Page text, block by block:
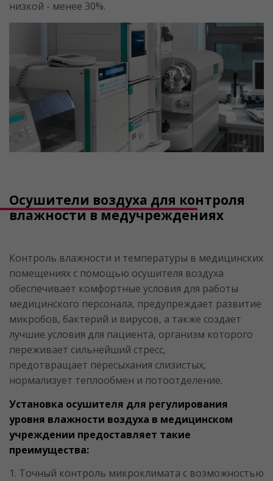
низкой - менее 30%.
Осушители воздуха для контроля
влажности в медучреждениях
Контроль влажности и температуры в медицинских
помещениях с помощью осушителя воздуха
обеспечивает комфортные условия для работы
медицинского персонала, предупреждает развитие
микробов, бактерий и вирусов, а также создает
лучшие условия для пациента, организм которого
переживает сильнейший стресс,
предотвращает пересыхания слизистых,
нормализует теплообмен и потоотделение.
Установка осушителя для регулирования
уровня влажности воздуха в медицинском
учреждении предоставляет такие
преимущества:
1. Точный контроль микроклимата с возможностью